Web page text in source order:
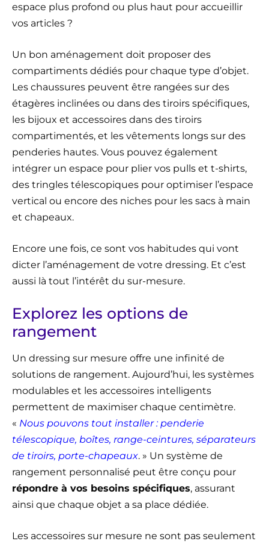
espace plus profond ou plus haut pour accueillir
vos articles ?
Un bon aménagement doit proposer des
compartiments dédiés pour chaque type d’objet.
Les chaussures peuvent être rangées sur des
étagères inclinées ou dans des tiroirs spécifiques,
les bijoux et accessoires dans des tiroirs
compartimentés, et les vêtements longs sur des
penderies hautes. Vous pouvez également
intégrer un espace pour plier vos pulls et t-shirts,
des tringles télescopiques pour optimiser l’espace
vertical ou encore des niches pour les sacs à main
et chapeaux.
Encore une fois, ce sont vos habitudes qui vont
dicter l’aménagement de votre dressing. Et c’est
aussi là tout l’intérêt du sur-mesure.
Explorez les options de
rangement
Un dressing sur mesure offre une infinité de
solutions de rangement. Aujourd’hui, les systèmes
modulables et les accessoires intelligents
permettent de maximiser chaque centimètre.
« Nous pouvons tout installer : penderie
télescopique, boîtes, range-ceintures, séparateurs
de tiroirs, porte-chapeaux. » Un système de
rangement personnalisé peut être conçu pour
répondre à vos besoins spécifiques, assurant
ainsi que chaque objet a sa place dédiée.
Les accessoires sur mesure ne sont pas seulement